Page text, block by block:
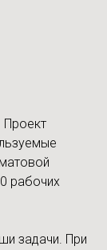
Проект
рабочих
задачи. При